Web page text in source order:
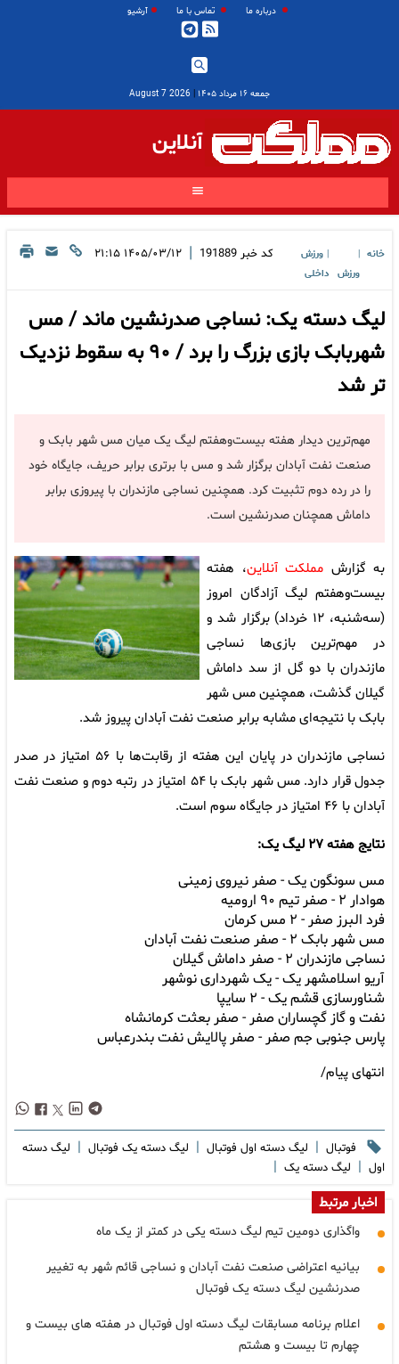
درباره ما تماس با ما آرشیو
جمعه ۱۶ مرداد ۱۴۰۵ |
2026 August 7
آنلاین
خانه
ورزش
ورزش
داخلی
کد خبر 191889
| ۱۴۰۵/۰۳/۱۲ ۲۱:۱۵
لیگ دسته یک: نساجی صدرنشین ماند / مس
شهربابک بازی بزرگ را برد / ۹۰ به سقوط نزدیک
تر شد
مهم‌ترین دیدار هفته بیست‌وهفتم لیگ یک میان مس شهر بابک و
صنعت نفت آبادان برگزار شد و مس با برتری برابر حریف، جایگاه خود
را در رده دوم تثبیت کرد. همچنین نساجی مازندران با پیروزی برابر
داماش همچنان صدرنشین است.
به گزارش مملکت آنلاین، هفته
بیست‌وهفتم لیگ آزادگان امروز
(سه‌شنبه، ۱۲ خرداد) برگزار شد و
در مهم‌ترین بازی‌ها نساجی
مازندران با دو گل از سد داماش
گیلان گذشت، همچنین مس شهر
بابک با نتیجه‌ای مشابه برابر صنعت نفت آبادان پیروز شد.
نساجی مازندران در پایان این هفته از رقابت‌ها با ۵۶ امتیاز در صدر
جدول قرار دارد. مس شهر بابک با ۵۴ امتیاز در رتبه دوم و صنعت نفت
آبادان با ۴۶ امتیاز در جایگاه سوم است.
نتایج هفته ۲۷ لیگ یک:
مس سونگون یک - صفر نیروی زمینی
هوادار ۲ - صفر تیم ۹۰ ارومیه
فرد البرز صفر - ۲ مس کرمان
مس شهر بابک ۲ - صفر صنعت نفت آبادان
نساجی مازندران ۲ - صفر داماش گیلان
آریو اسلامشهر یک - یک شهرداری نوشهر
شناورسازی قشم یک - ۲ سایپا
نفت و گاز گچساران صفر - صفر بعثت کرمانشاه
پارس جنوبی جم صفر - صفر پالایش نفت بندرعباس
انتهای پیام/
فوتبال | لیگ دسته اول فوتبال | لیگ دسته یک فوتبال | لیگ دسته
اول | لیگ دسته یک |
اخبار مرتبط
واگذاری دومین تیم لیگ دسته یکی در کمتر از یک ماه
بیانیه اعتراضی صنعت نفت آبادان و نساجی قائم شهر به تغییر
صدرنشین لیگ دسته یک فوتبال
اعلام برنامه مسابقات لیگ دسته اول فوتبال در هفته های بیست و
چهارم تا بیست و هشتم